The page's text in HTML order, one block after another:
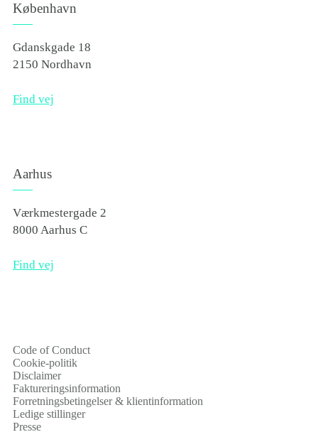
København
Gdanskgade 18
2150 Nordhavn
Find vej
Aarhus
Værkmestergade 2
8000 Aarhus C
Find vej
Code of Conduct
Cookie-politik
Disclaimer
Faktureringsinformation
Forretningsbetingelser & klientinformation
Ledige stillinger
Presse